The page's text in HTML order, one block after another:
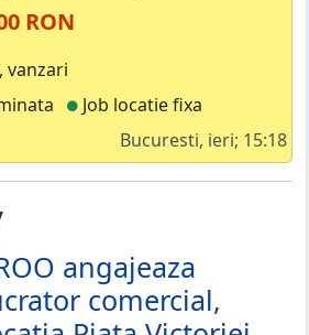
RON
vanzari
Job locatie fixa
Bucuresti, ieri; 15:18
angajeaza
comercial,